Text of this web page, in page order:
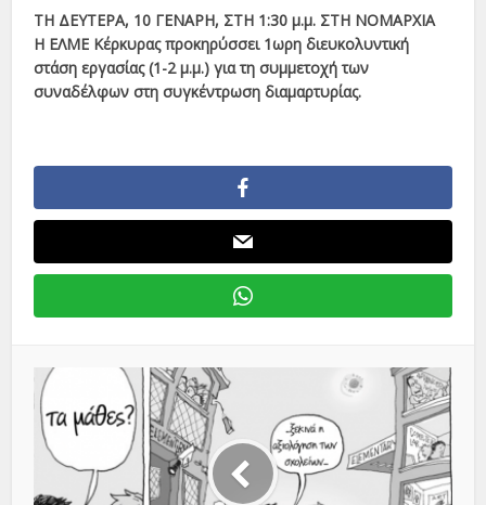
ΤΗ ΔΕΥΤΕΡΑ, 10 ΓΕΝΑΡΗ, ΣΤΗ 1:30 μ.μ. ΣΤΗ ΝΟΜΑΡΧΙΑ
Η ΕΛΜΕ Κέρκυρας προκηρύσσει 1ωρη διευκολυντική
στάση εργασίας (1-2 μ.μ.) για τη συμμετοχή των
συναδέλφων στη συγκέντρωση διαμαρτυρίας.